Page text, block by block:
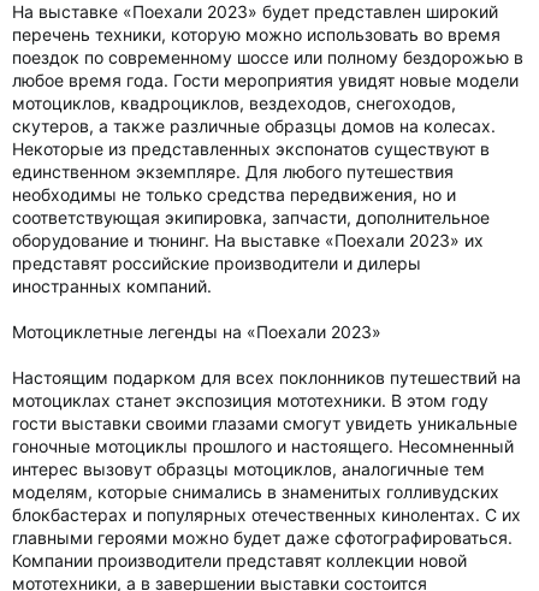
На выставке «Поехали 2023» будет представлен широкий
перечень техники, которую можно использовать во время
поездок по современному шоссе или полному бездорожью в
любое время года. Гости мероприятия увидят новые модели
мотоциклов, квадроциклов, вездеходов, снегоходов,
скутеров, а также различные образцы домов на колесах.
Некоторые из представленных экспонатов существуют в
единственном экземпляре. Для любого путешествия
необходимы не только средства передвижения, но и
соответствующая экипировка, запчасти, дополнительное
оборудование и тюнинг. На выставке «Поехали 2023» их
представят российские производители и дилеры
иностранных компаний.
Мотоциклетные легенды на «Поехали 2023»
Настоящим подарком для всех поклонников путешествий на
мотоциклах станет экспозиция мототехники. В этом году
гости выставки своими глазами смогут увидеть уникальные
гоночные мотоциклы прошлого и настоящего. Несомненный
интерес вызовут образцы мотоциклов, аналогичные тем
моделям, которые снимались в знаменитых голливудских
блокбастерах и популярных отечественных кинолентах. С их
главными героями можно будет даже сфотографироваться.
Компании производители представят коллекции новой
мототехники, а в завершении выставки состоится